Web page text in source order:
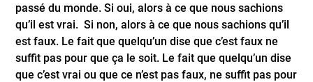
passé du monde. Si oui, alors à ce que nous sachions
qu’il est vrai. Si non, alors à ce que nous sachions qu’il
est faux. Le fait que quelqu’un dise que c’est faux ne
suffit pas pour que ça le soit. Le fait que quelqu’un dise
que c’est vrai ou que ce n’est pas faux, ne suffit pas pour